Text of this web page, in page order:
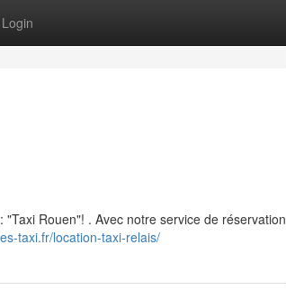
Login
Rouen"! . Avec notre service de réservation
taxi.fr/location-taxi-relais/